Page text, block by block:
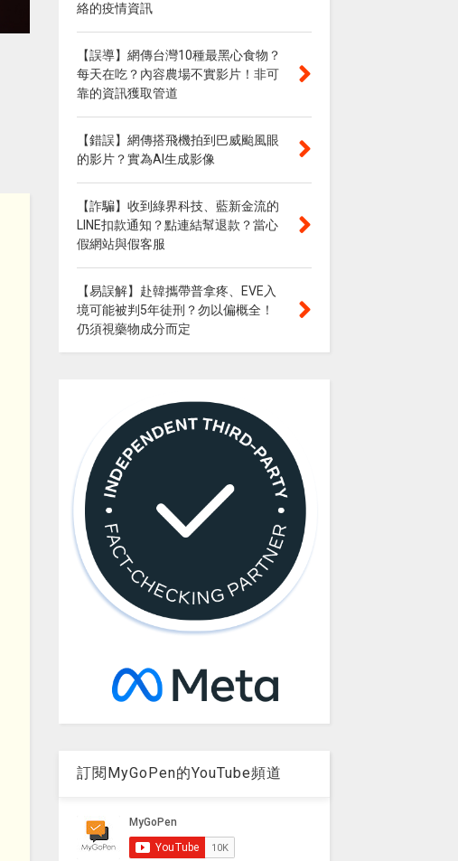
絡的疫情資訊
【誤導】網傳台灣10種最黑心食物？
每天在吃？內容農場不實影片！非可
靠的資訊獲取管道
【錯誤】網傳搭飛機拍到巴威颱風眼
的影片？實為AI生成影像
【詐騙】收到綠界科技、藍新金流的
LINE扣款通知？點連結幫退款？當心
假網站與假客服
【易誤解】赴韓攜帶普拿疼、EVE入
境可能被判5年徒刑？勿以偏概全！
仍須視藥物成分而定
訂閱MyGoPen的YouTube頻道